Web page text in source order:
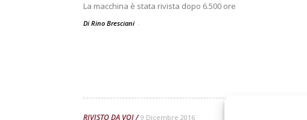
La macchina è stata rivista dopo 6.500 ore
Di Rino Bresciani -
RIVISTO DA VOI 9 Dicembre 2016